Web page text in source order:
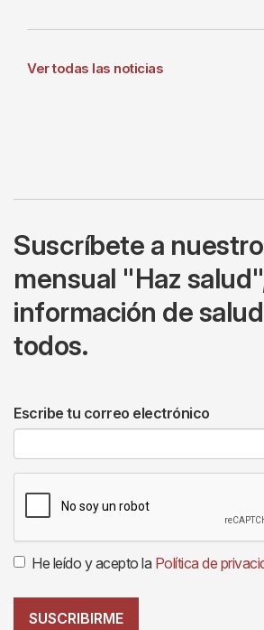
Ver todas las noticias
Suscríbete a
mensual "Haz
información de
todos.
Escribe tu correo electrónico
He leído y acepto la Política de
SUSCRIBIRME